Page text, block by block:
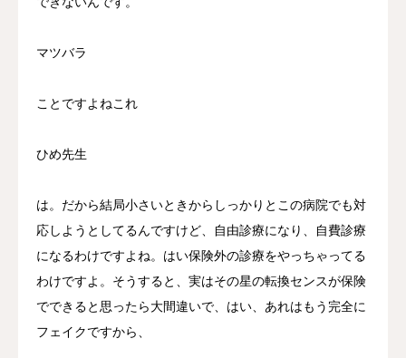
マツバラ
ことですよねこれ
ひめ先生
は。だから結局小さいときからしっかりとこの病院でも対
応しようとしてるんですけど、自由診療になり、自費診療
になるわけですよね。はい保険外の診療をやっちゃってる
わけですよ。そうすると、実はその星の転換センスが保険
でできると思ったら大間違いで、はい、あれはもう完全に
フェイクですから、